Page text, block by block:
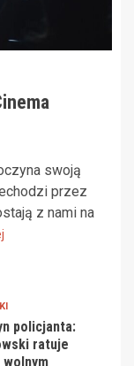
swoją
przez
z nami na
policjanta:
ratuje